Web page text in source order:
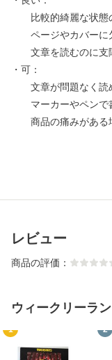
比較的綺麗な状態
ページやカバーに
文章を読むのに支
・可：
文章が問題なく読
マーカーやペンで書
商品の痛みがある
レビュー
商品の評価：
ウィークリーラ
1 2